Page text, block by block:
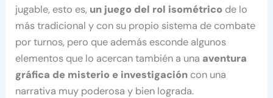
jugable, esto es, un juego del rol isométrico de lo
más tradicional y con su propio sistema de combate
por turnos, pero que además esconde algunos
elementos que lo acercan también a una aventura
gráfica de misterio e investigación con una
narrativa muy poderosa y bien lograda.